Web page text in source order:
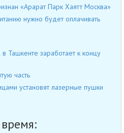
«Арарат Парк Хаятт Москва»
нужно будет оплачивать
Ташкенте заработает к концу
часть
установят лазерные пушки